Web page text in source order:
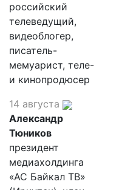
российский
телеведущий,
видеоблогер,
писатель-
мемуарист, теле-
и кинопродюсер
14 августа
Александр
Тюников
президент
медиахолдинга
«АС Байкал ТВ»